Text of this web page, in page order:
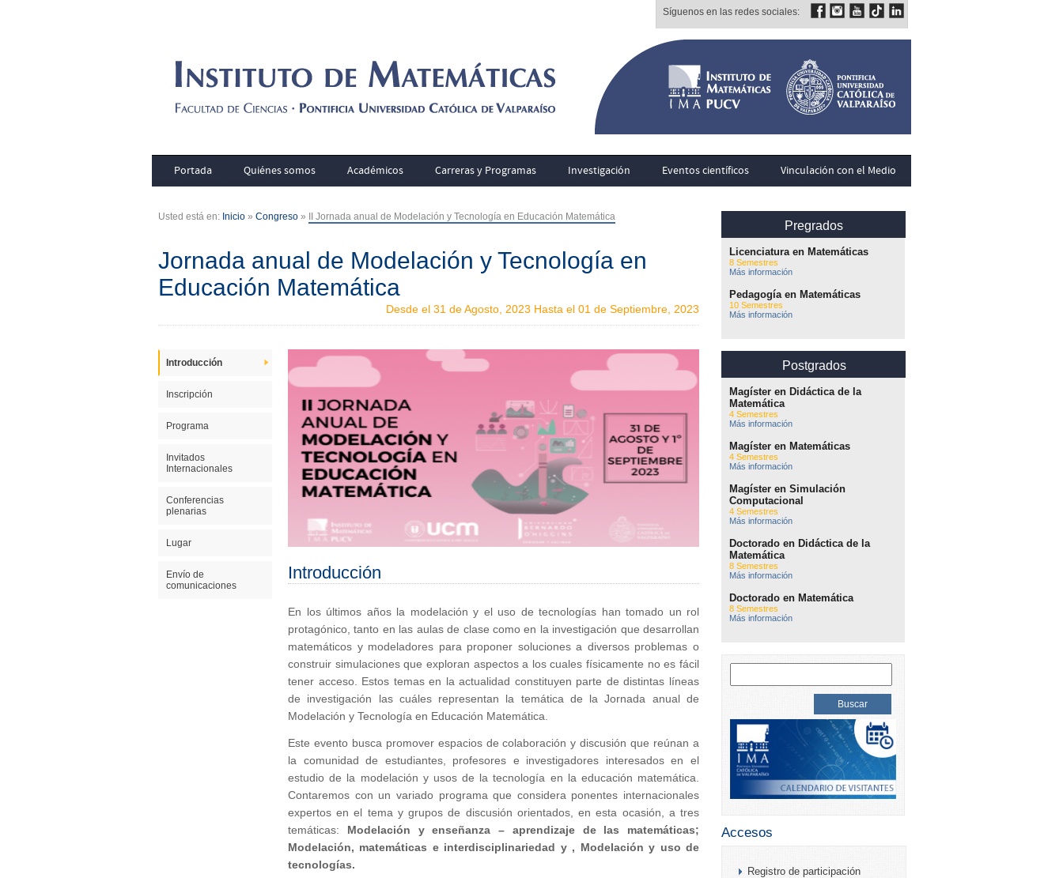
Síguenos en las redes sociales:
Portada Quiénes somos Académicos Carreras y Programas Investigación Eventos científicos Vinculación con el Medio
Usted está en: Inicio » Congreso » II Jornada anual de Modelación y Tecnología en Educación Matemática
Jornada anual de Modelación y Tecnología en
Educación Matemática
Desde el 31 de Agosto, 2023 Hasta el 01 de Septiembre, 2023
Introducción
Inscripción
Programa
Invitados
Internacionales
Conferencias
plenarias
Lugar
Envío de
comunicaciones
Introducción
En los últimos años la modelación y el uso de tecnologías han tomado un rol
protagónico, tanto en las aulas de clase como en la investigación que desarrollan
matemáticos y modeladores para proponer soluciones a diversos problemas o
construir simulaciones que exploran aspectos a los cuales físicamente no es fácil
tener acceso. Estos temas en la actualidad constituyen parte de distintas líneas
de investigación las cuáles representan la temática de la Jornada anual de
Modelación y Tecnología en Educación Matemática.
Este evento busca promover espacios de colaboración y discusión que reúnan a
la comunidad de estudiantes, profesores e investigadores interesados en el
estudio de la modelación y usos de la tecnología en la educación matemática.
Contaremos con un variado programa que considera ponentes internacionales
expertos en el tema y grupos de discusión orientados, en esta ocasión, a tres
temáticas: Modelación y enseñanza – aprendizaje de las matemáticas;
Modelación, matemáticas e interdisciplinariedad y , Modelación y uso de
tecnologías.
Pregrados
Licenciatura en Matemáticas
8 Semestres
Más información
Pedagogía en Matemáticas
10 Semestres
Más información
Postgrados
Magíster en Didáctica de la
Matemática
4 Semestres
Más información
Magíster en Matemáticas
4 Semestres
Más información
Magíster en Simulación
Computacional
4 Semestres
Más información
Doctorado en Didáctica de la
Matemática
8 Semestres
Más información
Doctorado en Matemática
8 Semestres
Más información
Accesos
Registro de participación